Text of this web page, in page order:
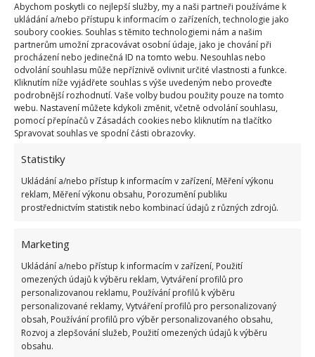
Abychom poskytli co nejlepší služby, my a naši partneři používáme k
ukládání a/nebo přístupu k informacím o zařízeních, technologie jako
soubory cookies. Souhlas s těmito technologiemi nám a našim
partnerům umožní zpracovávat osobní údaje, jako je chování při
procházení nebo jedinečná ID na tomto webu. Nesouhlas nebo
odvolání souhlasu může nepříznivě ovlivnit určité vlastnosti a funkce.
Kliknutím níže vyjádřete souhlas s výše uvedeným nebo proveďte
podrobnější rozhodnutí. Vaše volby budou použity pouze na tomto
webu. Nastavení můžete kdykoli změnit, včetně odvolání souhlasu,
pomocí přepínačů v Zásadách cookies nebo kliknutím na tlačítko
Spravovat souhlas ve spodní části obrazovky.
Statistiky
Ukládání a/nebo přístup k informacím v zařízení, Měření výkonu
reklam, Měření výkonu obsahu, Porozumění publiku
prostřednictvím statistik nebo kombinací údajů z různých zdrojů.
Marketing
Ukládání a/nebo přístup k informacím v zařízení, Použití
omezených údajů k výběru reklam, Vytváření profilů pro
personalizovanou reklamu, Používání profilů k výběru
personalizované reklamy, Vytváření profilů pro personalizovaný
obsah, Používání profilů pro výběr personalizovaného obsahu,
Rozvoj a zlepšování služeb, Použití omezených údajů k výběru
obsahu.
Účinné vytápění domácnosti za
nižší náklady. Peníze ušetří i
správné větrání a optimální
vlhkost vzduchu
I přestože jde o nucenou výměnu, která vyžaduje
investici, dívejte se na celou věc pozitivně. Nový kotel
bude efektivnější, čímž za topení ušetříte. Odborníci
se shodují na tom, že
tříd dosahují účinnosti asi jen 70 %. Moderní kotle
jsou také technologicky řešené tak, aby
nevyžadovaly téměř žádnou vaši pozornost, ani co se
k tomu v teple.